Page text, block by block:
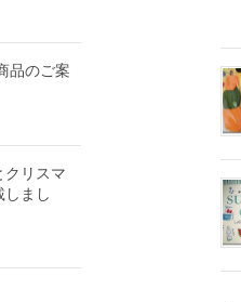
品のご案
リスマ
しまし